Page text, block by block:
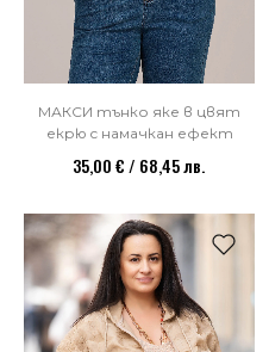
МАКСИ тънко яке в цвят
екрю с намачкан ефект
35,00 € / 68,45 лв.